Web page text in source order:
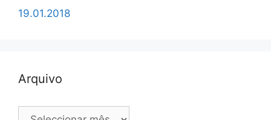
19.01.2018
Arquivo
Arquivo